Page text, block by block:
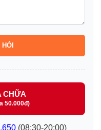
CHỮA
50.000đ)
(08:30-20:00)